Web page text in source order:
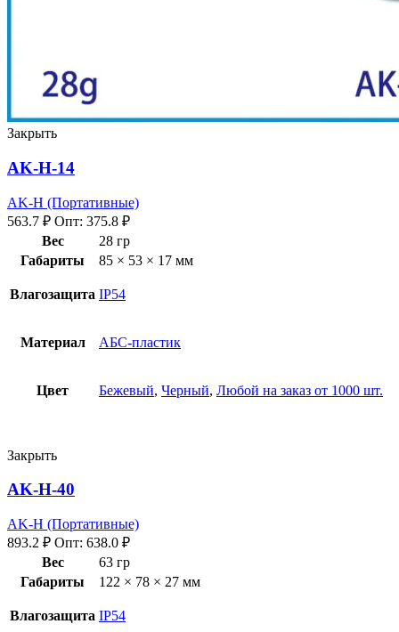
Закрыть
AK-H-14
AK-H (Портативные)
563.7 ₽ Опт: 375.8 ₽
Вес
28 гр
Габариты
85 × 53 × 17 мм
Влагозащита IP54
Материал АБС-пластик
Цвет Бежевый, Черный, Любой на заказ от 1000 шт.
Закрыть
AK-H-40
AK-H (Портативные)
893.2 ₽ Опт: 638.0 ₽
Вес
63 гр
Габариты
122 × 78 × 27 мм
Влагозащита IP54